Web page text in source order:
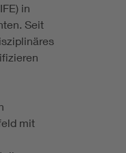
in
Seit
mit